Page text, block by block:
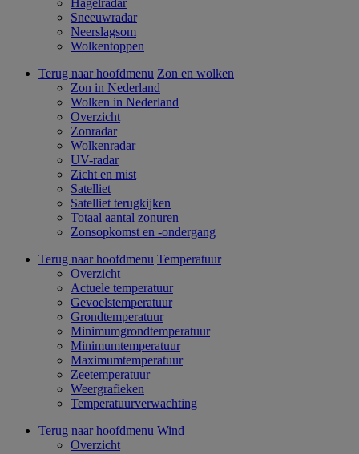
Hagelradar
Sneeuwradar
Neerslagsom
Wolkentoppen
Terug naar hoofdmenu Zon en wolken
Zon in Nederland
Wolken in Nederland
Overzicht
Zonradar
Wolkenradar
UV-radar
Zicht en mist
Satelliet
Satelliet terugkijken
Totaal aantal zonuren
Zonsopkomst en -ondergang
Terug naar hoofdmenu Temperatuur
Overzicht
Actuele temperatuur
Gevoelstemperatuur
Grondtemperatuur
Minimumgrondtemperatuur
Minimumtemperatuur
Maximumtemperatuur
Zeetemperatuur
Weergrafieken
Temperatuurverwachting
Terug naar hoofdmenu Wind
Overzicht